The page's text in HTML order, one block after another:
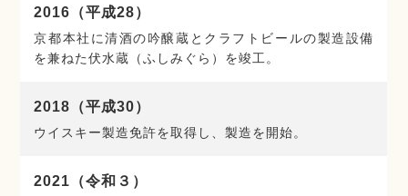
2016（平成28）
京都本社に清酒の吟醸蔵とクラフトビールの製造設備
を兼ねた伏水蔵（ふしみぐら）を竣工。
2018（平成30）
ウイスキー製造免許を取得し、製造を開始。
2021（令和３）